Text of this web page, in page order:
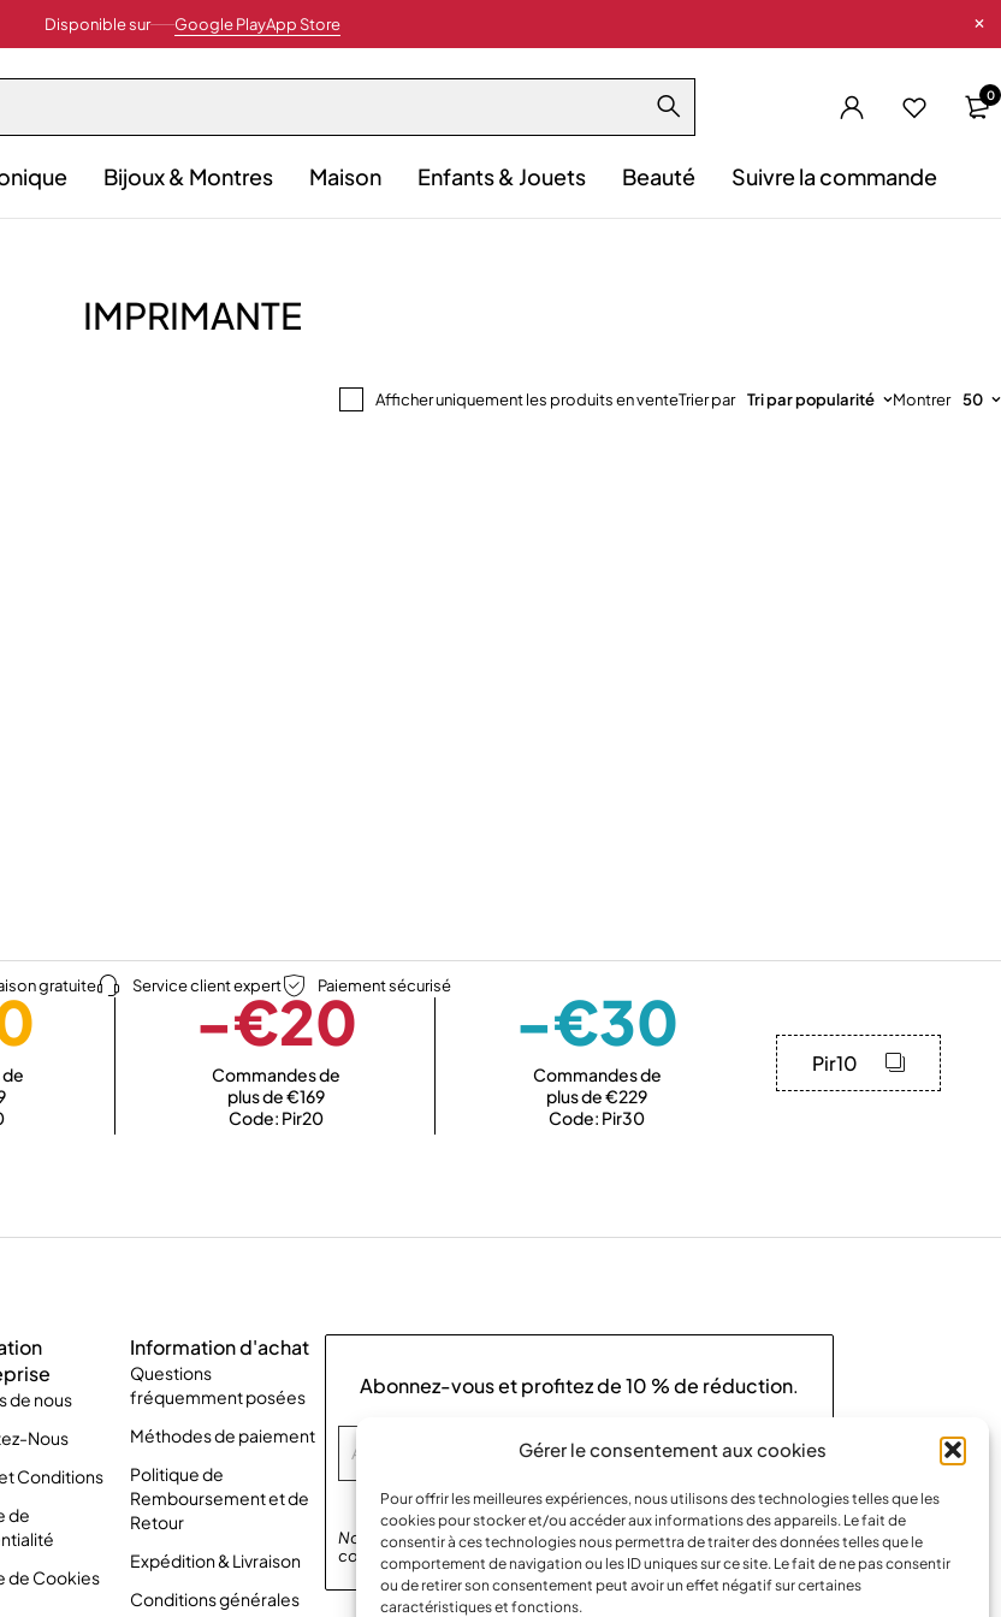
Gérer le consentement aux cookies
Pour offrir les meilleures expériences, nous utilisons des technologies telles que les
cookies pour stocker et/ou accéder aux informations des appareils. Le fait de
consentir à ces technologies nous permettra de traiter des données telles que le
comportement de navigation ou les ID uniques sur ce site. Le fait de ne pas consentir
ou de retirer son consentement peut avoir un effet négatif sur certaines
caractéristiques et fonctions.
Disponible sur Google PlayApp Store
0
Bijoux & Montres Maison Enfants & Jouets Beauté Suivre la commande
IMPRIMANTE
Afficher uniquement les produits en venteTrier par Tri par popularité Montrer 50
gratuite Service client expert Paiement sécurisé
-€20
Commandes de
plus de €169
Code: Pir20
-€30
Commandes de
plus de €229
Code: Pir30
Pir10
de nous
Nous
Conditions
de
de Cookies
Information d'achat
Questions
fréquemment posées
Méthodes de paiement
Politique de
Remboursement et de
Retour
Expédition & Livraison
Conditions générales
Abonnez-vous et profitez de10 % de réduction.
Nous respectons votre vie privée.Consultez notrepolitique de
confidentialité
pour en savoir plus